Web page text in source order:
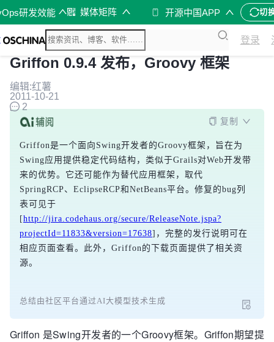
研发效能 媒体矩阵 开源中国APP 切
登录
Griffon 0.9.4 发布，Groovy 框架
编辑:红薯
2011-10-21
2
复制
Griffon是一个面向Swing开发者的Groovy框架，旨在为
Swing应用提供稳定代码结构，类似于Grails对Web开发带
来的优势。它还可能作为替代应用框架，取代
SpringRCP、EclipseRCP和NetBeans平台。修复的bug列
表可见于
[http://jira.codehaus.org/secure/ReleaseNote.jspa?
projectId=11833&version=17638]，完整的发行说明可在
相应页面查看。此外，Griffon的下载页面提供了相关资
源。
总结由社区平台通过AI大模型技术生成
Griffon 是Swing开发者的一个Groovy框架。Griffon期望提